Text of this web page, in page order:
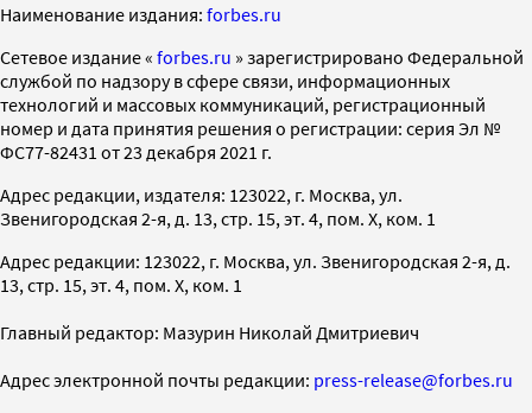
Наименование издания: forbes.ru
Cетевое издание « forbes.ru » зарегистрировано Федеральной
службой по надзору в сфере связи, информационных
технологий и массовых коммуникаций, регистрационный
номер и дата принятия решения о регистрации: серия Эл №
ФС77-82431 от 23 декабря 2021 г.
Адрес редакции, издателя: 123022, г. Москва, ул.
Звенигородская 2-я, д. 13, стр. 15, эт. 4, пом. X, ком. 1
Адрес редакции: 123022, г. Москва, ул. Звенигородская 2-я, д.
13, стр. 15, эт. 4, пом. X, ком. 1
Главный редактор: Мазурин Николай Дмитриевич
Адрес электронной почты редакции: press-release@forbes.ru